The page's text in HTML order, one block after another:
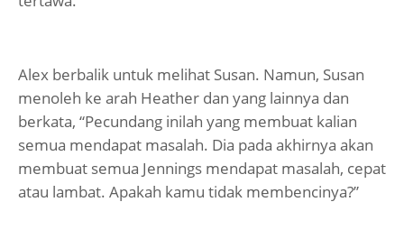
Alex berbalik untuk melihat Susan. Namun, Susan
menoleh ke arah Heather dan yang lainnya dan
berkata, “Pecundang inilah yang membuat kalian
semua mendapat masalah. Dia pada akhirnya akan
membuat semua Jennings mendapat masalah, cepat
atau lambat. Apakah kamu tidak membencinya?”